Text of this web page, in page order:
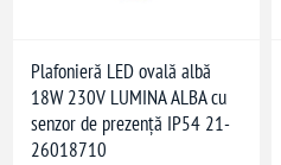
Plafonieră LED ovală albă
18W 230V LUMINA ALBA cu
senzor de prezență IP54 21-
26018710